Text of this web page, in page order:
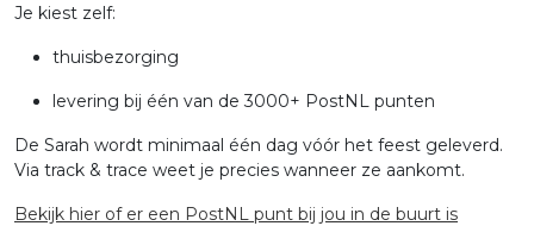
Je kiest zelf:
thuisbezorging
levering bij één van de 3000+ PostNL punten
De Sarah wordt minimaal één dag vóór het feest geleverd.
Via track & trace weet je precies wanneer ze aankomt.
Bekijk hier of er een PostNL punt bij jou in de buurt is